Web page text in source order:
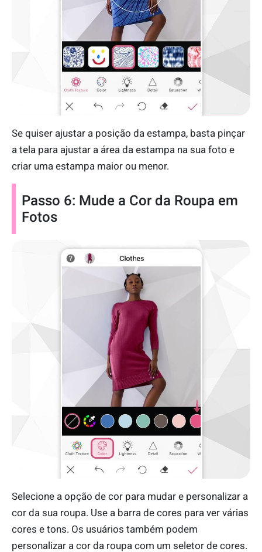
Se quiser ajustar a posição da estampa, basta pinçar
a tela para ajustar a área da estampa na sua foto e
criar uma estampa maior ou menor.
Passo 6: Mude a Cor da Roupa em
Fotos
Selecione a opção de cor para mudar e personalizar a
cor da sua roupa. Use a barra de cores para ver várias
cores e tons. Os usuários também podem
personalizar a cor da roupa com um seletor de cores.